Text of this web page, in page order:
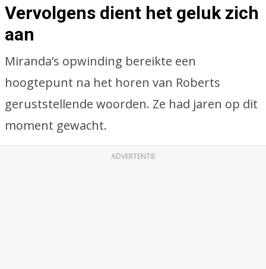
Vervolgens dient het geluk zich
aan
Miranda’s opwinding bereikte een
hoogtepunt na het horen van Roberts
geruststellende woorden. Ze had jaren op dit
moment gewacht.
ADVERTENTIE